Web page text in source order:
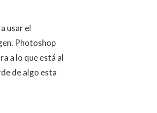
usar el
Photoshop
a lo que está al
de algo esta